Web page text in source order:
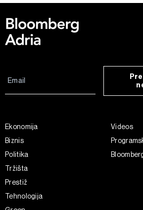
Ekonomija
Biznis
Politika
Tržišta
Prestiž
Tehnologija
Videos